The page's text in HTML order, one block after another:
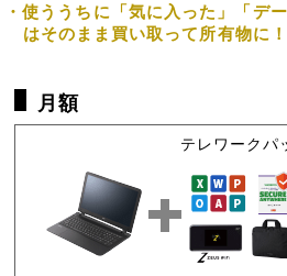
使ううちに「気に入った」「デ
はそのまま買い取って所有物に！
月額
テレワークパ